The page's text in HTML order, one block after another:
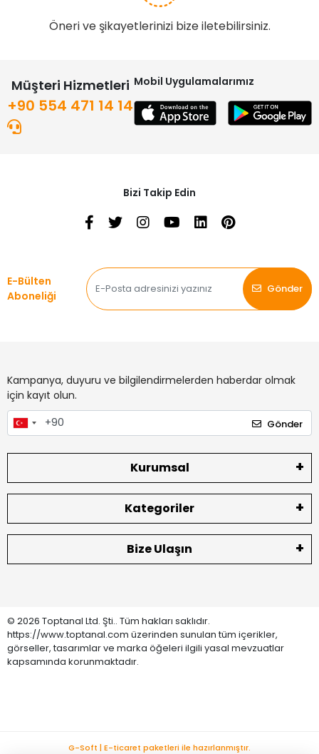
Öneri ve şikayetlerinizi bize iletebilirsiniz.
Müşteri Hizmetleri
+90 554 471 14 14
Mobil Uygulamalarımız
Bizi Takip Edin
E-Bülten
Aboneliği
Gönder
Kampanya, duyuru ve bilgilendirmelerden haberdar olmak
için kayıt olun.
Gönder
Kurumsal
Kategoriler
Bize Ulaşın
© 2026 Toptanal Ltd. Şti.. Tüm hakları saklıdır.
https://www.toptanal.com üzerinden sunulan tüm içerikler,
görseller, tasarımlar ve marka öğeleri ilgili yasal mevzuatlar
kapsamında korunmaktadır.
G-Soft | E-ticaret paketleri ile hazırlanmıştır.